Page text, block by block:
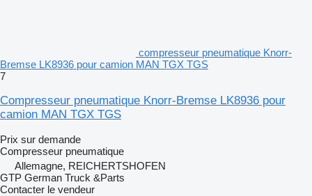
compresseur pneumatique Knorr-
Bremse LK8936 pour camion MAN TGX TGS
7
Compresseur pneumatique Knorr-Bremse LK8936 pour
camion MAN TGX TGS
Prix sur demande
Compresseur pneumatique
Allemagne, REICHERTSHOFEN
GTP German Truck &Parts
Contacter le vendeur